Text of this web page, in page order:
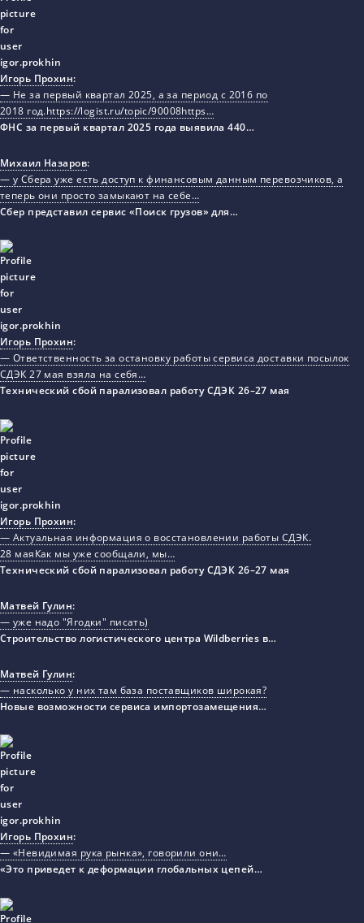
Игорь Прохин:
— Не за первый квартал 2025, а за период с 2016 по
2018 год.https://logist.ru/topic/90008https…
ФНС за первый квартал 2025 года выявила 440…
Михаил Назаров:
— у Сбера уже есть доступ к финансовым данным перевозчиков, а
теперь они просто замыкают на себе…
Сбер представил сервис «Поиск грузов» для…
Игорь Прохин:
— Ответственность за остановку работы сервиса доставки посылок
СДЭК 27 мая взяла на себя…
Технический сбой парализовал работу СДЭК 26–27 мая
Игорь Прохин:
— Актуальная информация о восстановлении работы СДЭК.
28 маяКак мы уже сообщали, мы…
Технический сбой парализовал работу СДЭК 26–27 мая
Матвей Гулин:
— уже надо "Ягодки" писать)
Строительство логистического центра Wildberries в…
Матвей Гулин:
— насколько у них там база поставщиков широкая?
Новые возможности сервиса импортозамещения…
Игорь Прохин:
— «Невидимая рука рынка», говорили они…
«Это приведет к деформации глобальных цепей…